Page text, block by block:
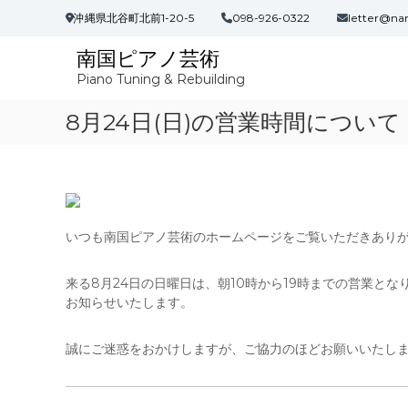
沖縄県北谷町北前1-20-5 098-926-0322
南国ピアノ芸術
Piano Tuning & Rebuilding
8月24日(日)の営業時間について
いつも南国ピアノ芸術のホームページをご覧いただきあり
来る8月24日の日曜日は、朝10時から19時までの営業とな
お知らせいたします。
誠にご迷惑をおかけしますが、ご協力のほどお願いいたしま